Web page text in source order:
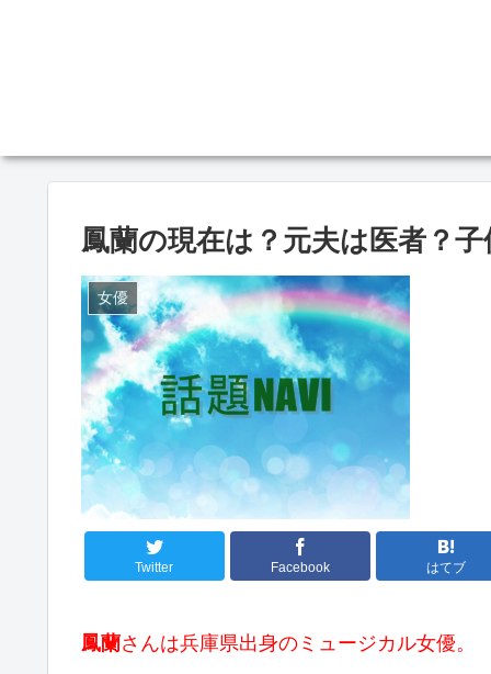
鳳蘭の現在は？元夫は医者？
女優
Twitter Facebook はてブ
鳳蘭さんは兵庫県出身のミュージカル女優。